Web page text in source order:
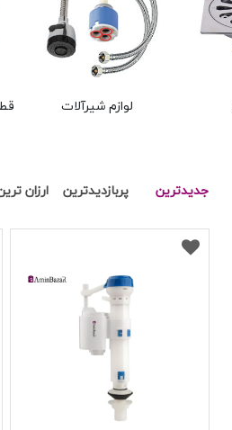
لوازم شیرآلات
جدیدترین پربازدیدترین ارزان